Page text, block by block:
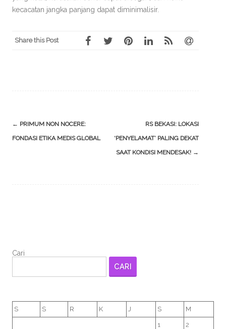
kecacatan jangka panjang dapat diminimalisir.
Share this Post
Post
navigation
← PRIMUM NON NOCERE:
FONDASI ETIKA MEDIS GLOBAL
RS BEKASI: LOKASI
‘PENYELAMAT’ PALING DEKAT
SAAT KONDISI MENDESAK! →
Cari
CARI
S S R K J S M
1 2